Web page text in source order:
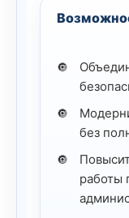
без
работы